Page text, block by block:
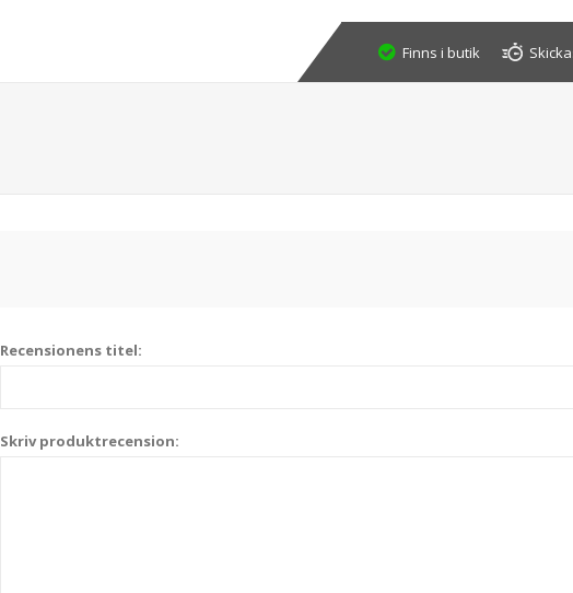
Finns i butik
Recensionens titel:
Skriv produktrecension: